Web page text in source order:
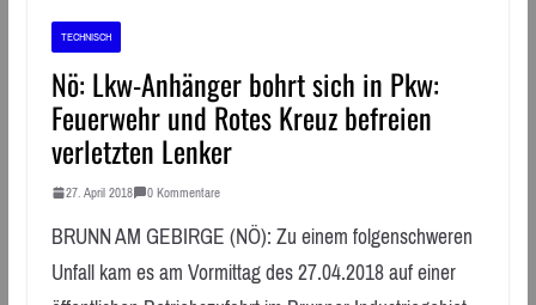
TECHNISCH
Nö: Lkw-Anhänger bohrt sich in Pkw:
Feuerwehr und Rotes Kreuz befreien
verletzten Lenker
27. April 2018 0 Kommentare
BRUNN AM GEBIRGE (NÖ): Zu einem folgenschweren
Unfall kam es am Vormittag des 27.04.2018 auf einer